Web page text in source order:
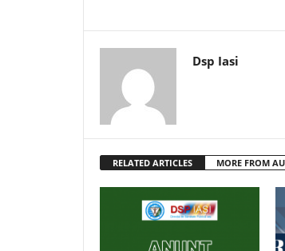
Dsp Iasi
RELATED ARTICLES MORE FROM